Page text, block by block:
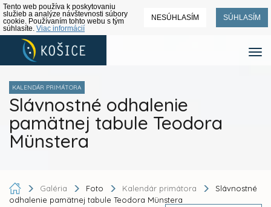
Tento web používa k poskytovaniu
služieb a analýze návštevnosti súbory
cookie. Používaním tohto webu s tým
súhlasíte. Viac informácií
NESÚHLASÍM SÚHLASÍM
KALENDÁR PRIMÁTORA
Slávnostné odhalenie
pamätnej tabule Teodora
Münstera
Galéria Foto Kalendár primátora
Slávnostné
odhalenie pamätnej tabule Teodora Münstera